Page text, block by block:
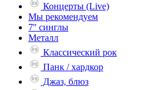
Концерты (Live)
Мы рекомендуем
7'' синглы
Металл
Классический рок
Панк / хардкор
Джаз, блюз